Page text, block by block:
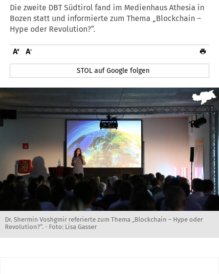
Die zweite DBT Südtirol fand im Medienhaus Athesia in
Bozen statt und informierte zum Thema „Blockchain –
Hype oder Revolution?“.
STOL auf Google folgen
Dr. Shermin Voshgmir referierte zum Thema „Blockchain – Hype oder
Revolution?“. - Foto: Lisa Gasser